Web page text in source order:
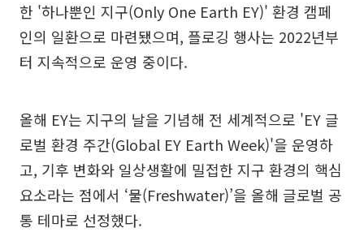
한 '하나뿐인 지구(Only One Earth EY)' 환경 캠페
인의 일환으로 마련됐으며, 플로깅 행사는 2022년부
터 지속적으로 운영 중이다.
올해 EY는 지구의 날을 기념해 전 세계적으로 'EY 글
로벌 환경 주간(Global EY Earth Week)'을 운영하
고, 기후 변화와 일상생활에 밀접한 지구 환경의 핵심
요소라는 점에서 ‘물(Freshwater)’을 올해 글로벌 공
통 테마로 선정했다.